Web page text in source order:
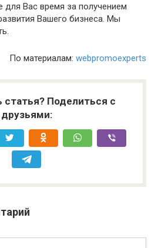
Вас время за получением
Вашего бизнеса. Мы
По материалам: webpromoexperts
статья? Поделиться с
друзьями: